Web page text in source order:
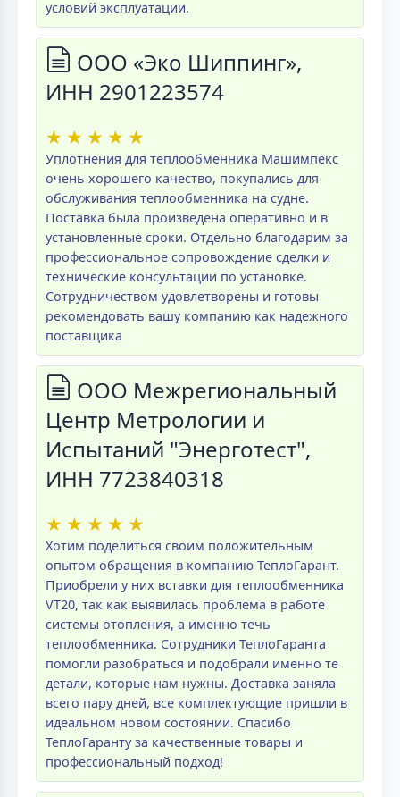
условий эксплуатации.
ООО «Эко Шиппинг»,
ИНН 2901223574
★ ★ ★ ★ ★
Уплотнения для теплообменника Машимпекс
очень хорошего качество, покупались для
обслуживания теплообменника на судне.
Поставка была произведена оперативно и в
установленные сроки. Отдельно благодарим за
профессиональное сопровождение сделки и
технические консультации по установке.
Сотрудничеством удовлетворены и готовы
рекомендовать вашу компанию как надежного
поставщика
ООО Межрегиональный
Центр Метрологии и
Испытаний "Энерготест",
ИНН 7723840318
★ ★ ★ ★ ★
Хотим поделиться своим положительным
опытом обращения в компанию ТеплоГарант.
Приобрели у них вставки для теплообменника
VT20, так как выявилась проблема в работе
системы отопления, а именно течь
теплообменника. Сотрудники ТеплоГаранта
помогли разобраться и подобрали именно те
детали, которые нам нужны. Доставка заняла
всего пару дней, все комплектующие пришли в
идеальном новом состоянии. Спасибо
ТеплоГаранту за качественные товары и
профессиональный подход!